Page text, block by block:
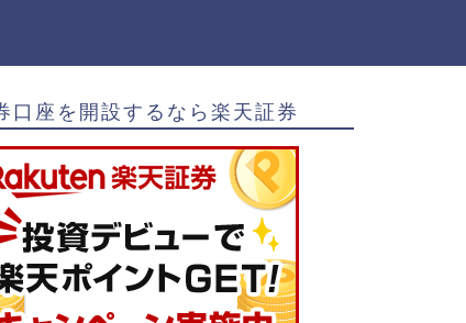
口座を開設するなら楽天証券